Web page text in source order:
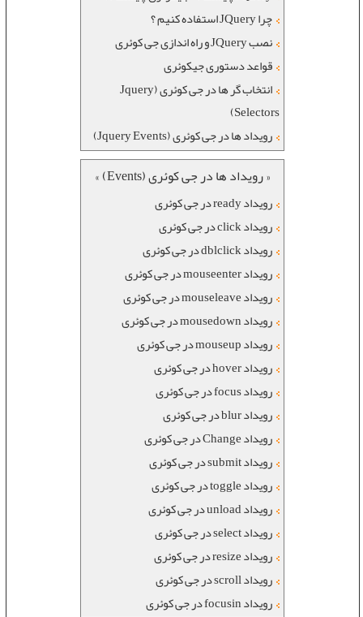
چرا JQuery استفاده کنیم ؟
نصب JQuery و راه اندازی جی کوئری
قواعد دستوری جیکوئری
انتخاب گر ها در جی کوئری (Jquery
Selectors)
رویداد ها در جی کوئری (Jquery Events)
« رویداد ها در جی کوئری (Events) »
رویداد ready در جی کوئری
رویداد click در جی کوئری
رویداد dblclick در جی کوئری
رویداد mouseenter در جی کوئری
رویداد mouseleave در جی کوئری
رویداد mousedown در جی کوئری
رویداد mouseup در جی کوئری
رویداد hover در جی کوئری
رویداد focus در جی کوئری
رویداد blur در جی کوئری
رویداد Change در جی کوئری
رویداد submit در جی کوئری
رویداد toggle در جی کوئری
رویداد unload در جی کوئری
رویداد select در جی کوئری
رویداد resize در جی کوئری
رویداد scroll در جی کوئری
رویداد focusin در جی کوئری